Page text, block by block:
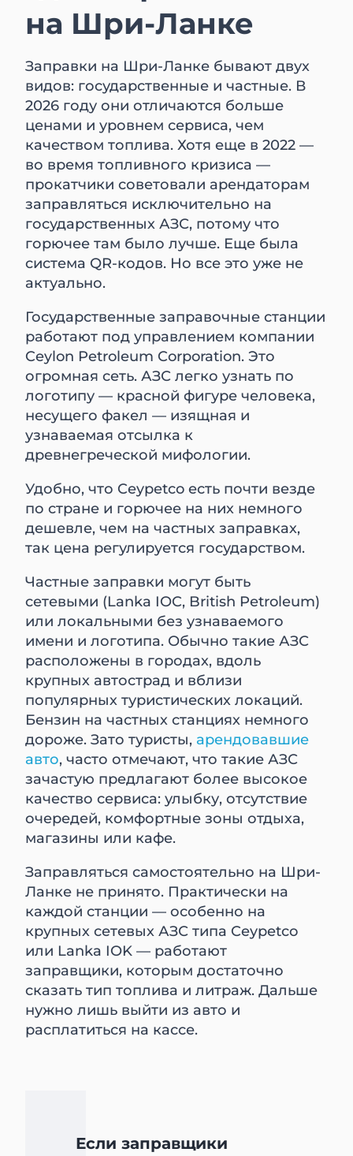
на Шри-Ланке
Заправки на Шри-Ланке бывают двух
видов: государственные и частные. В
2026 году они отличаются больше
ценами и уровнем сервиса, чем
качеством топлива. Хотя еще в 2022 —
во время топливного кризиса —
прокатчики советовали арендаторам
заправляться исключительно на
государственных АЗС, потому что
горючее там было лучше. Еще была
система QR-кодов. Но все это уже не
актуально.
Государственные заправочные станции
работают под управлением компании
Ceylon Petroleum Corporation. Это
огромная сеть. АЗС легко узнать по
логотипу — красной фигуре человека,
несущего факел — изящная и
узнаваемая отсылка к
древнегреческой мифологии.
Удобно, что Ceypetco есть почти везде
по стране и горючее на них немного
дешевле, чем на частных заправках,
так цена регулируется государством.
Частные заправки могут быть
сетевыми (Lanka IOC, British Petroleum)
или локальными без узнаваемого
имени и логотипа. Обычно такие АЗС
расположены в городах, вдоль
крупных автострад и вблизи
популярных туристических локаций.
Бензин на частных станциях немного
дороже. Зато туристы, арендовавшие
авто, часто отмечают, что такие АЗС
зачастую предлагают более высокое
качество сервиса: улыбку, отсутствие
очередей, комфортные зоны отдыха,
магазины или кафе.
Заправляться самостоятельно на Шри-
Ланке не принято. Практически на
каждой станции — особенно на
крупных сетевых АЗС типа Ceypetco
или Lanka IOK — работают
заправщики, которым достаточно
сказать тип топлива и литраж. Дальше
нужно лишь выйти из авто и
расплатиться на кассе.
Если заправщики